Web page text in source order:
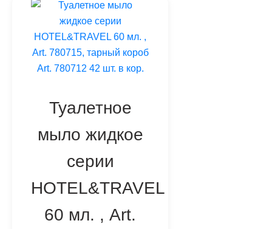
Туалетное
мыло жидкое
серии
HOTEL&TRAVEL
60 мл. , Art.